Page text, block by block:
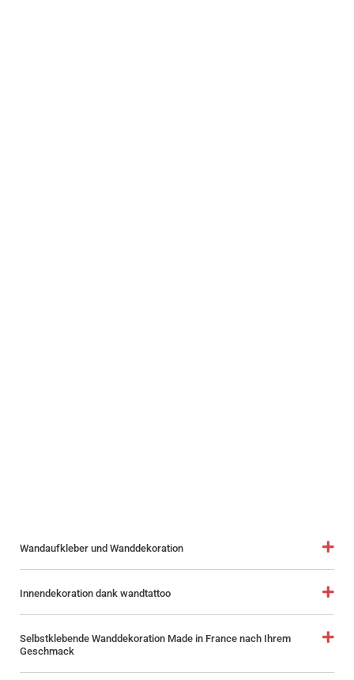
Wandaufkleber und Wanddekoration
Innendekoration dank wandtattoo
Selbstklebende Wanddekoration Made in France nach Ihrem
Geschmack